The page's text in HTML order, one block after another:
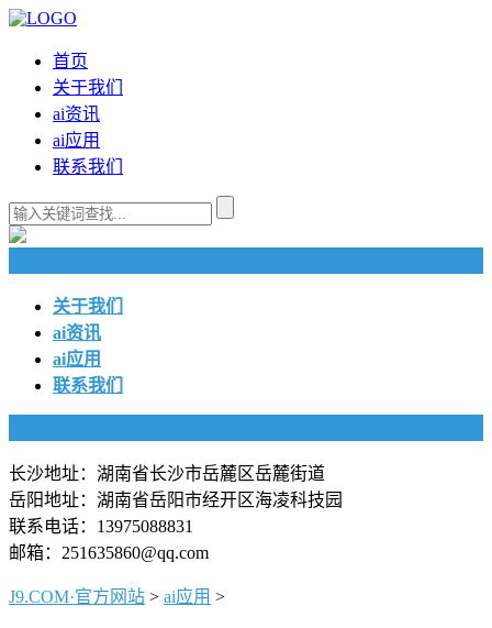
首页
关于我们
ai资讯
ai应用
联系我们
关于我们
ai资讯
ai应用
联系我们
长沙地址：湖南省长沙市岳麓区岳麓街道
岳阳地址：湖南省岳阳市经开区海凌科技园
联系电话：13975088831
邮箱：251635860@qq.com
J9.COM·官方网站 > ai应用 >